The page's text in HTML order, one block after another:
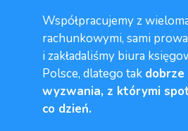
Współpracujemy z
rachunkowymi, sami
i zakładaliśmy biura
Polsce, dlatego tak dobrze
wyzwania, z którymi
co dzień.